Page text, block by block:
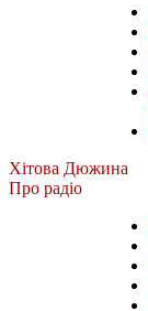
Хітова Дюжина
Про радіо